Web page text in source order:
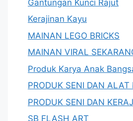
Gantungan Kunci Rajut
Kerajinan Kayu
MAINAN LEGO BRICKS
MAINAN VIRAL
Produk Karya Anak
PRODUK SENI DAN ALAT
PRODUK SENI DAN
SB FLASH ART